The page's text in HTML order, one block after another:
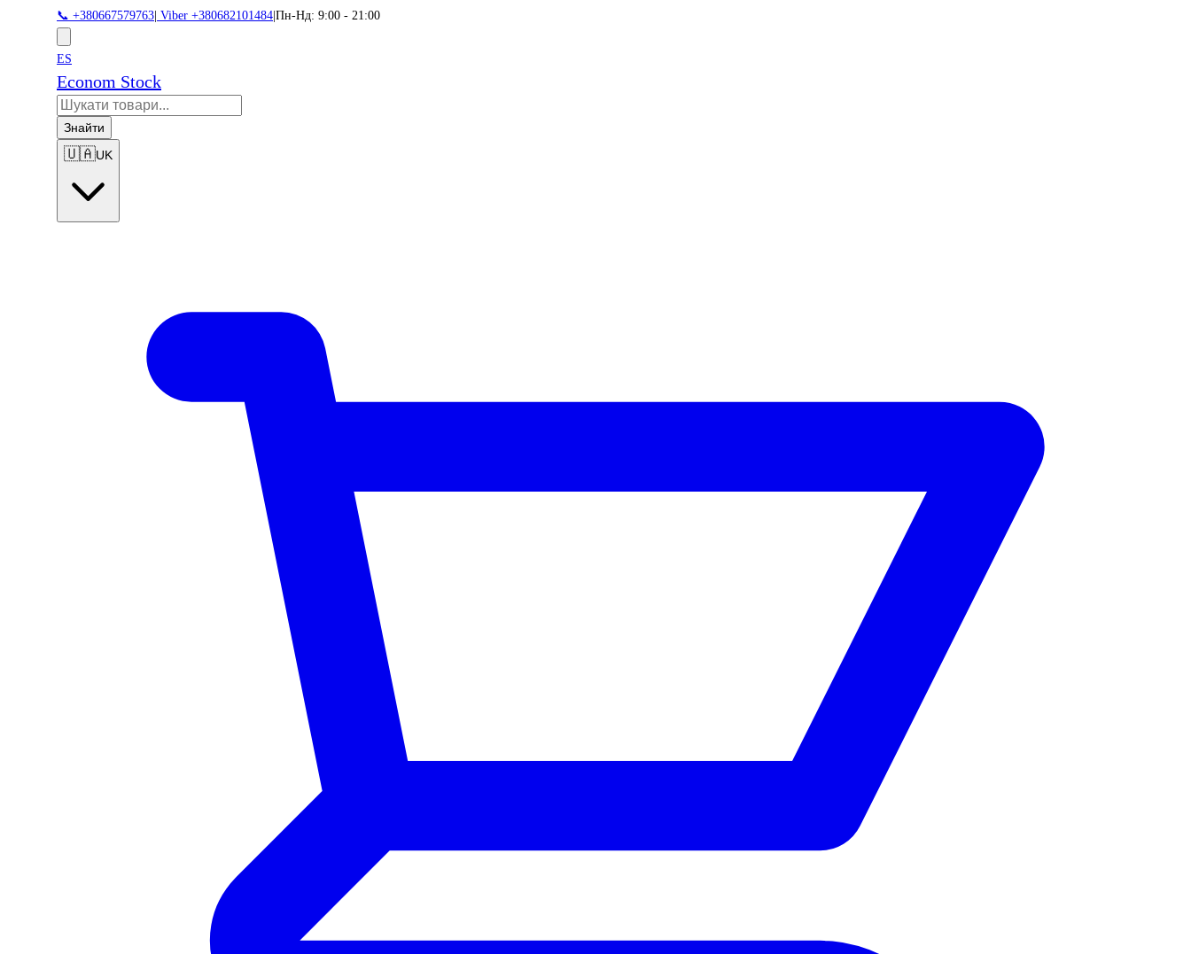
📞 +380667579763 Viber +380682101484 Пн-Нд: 9:00 - 21:00
ES
Econom Stock
Знайти
🇺🇦UK